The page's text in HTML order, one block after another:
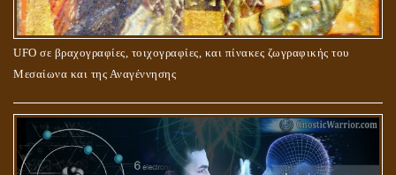
UFO σε βραχογραφίες, τοιχογραφίες, και πίνακες ζωγραφικής του
Μεσαίωνα και της Αναγέννησης